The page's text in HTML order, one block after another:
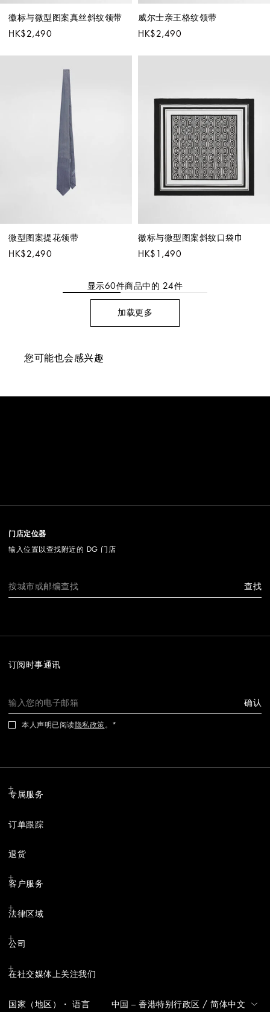
徽标与微型图案真丝斜纹领带
HK$2,490
威尔士亲王格纹领带
HK$2,490
微型图案提花领带
HK$2,490
徽标与微型图案斜纹口袋巾
HK$1,490
显示60件商品中的 24件
加载更多
您可能也会感兴趣
门店定位器
输入位置以查找附近的 DG 门店
查找
订阅时事通讯
确认
本人声明已阅读隐私政策 。
专属服务
订单跟踪
退货
客户服务
法律区域
公司
在社交媒体上关注我们
国家（地区）・ 语言 中国 – 香港特别行政区 / 简体中文